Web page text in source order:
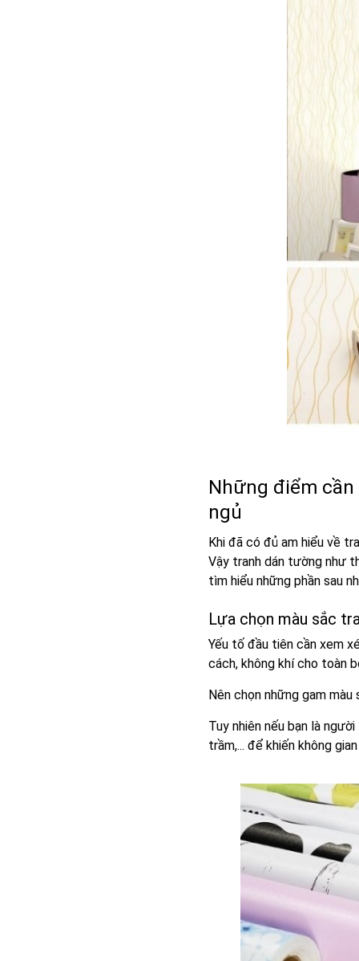
Những điểm
ngủ
Khi đã có đủ am hiểu về
Vậy tranh dán tường như
tìm hiểu những phần sau
Lựa chọn màu sắc
Yếu tố đầu tiên cần xem
cách, không khí cho toàn
Nên chọn những gam
Tuy nhiên nếu bạn là
trầm,... để khiến không